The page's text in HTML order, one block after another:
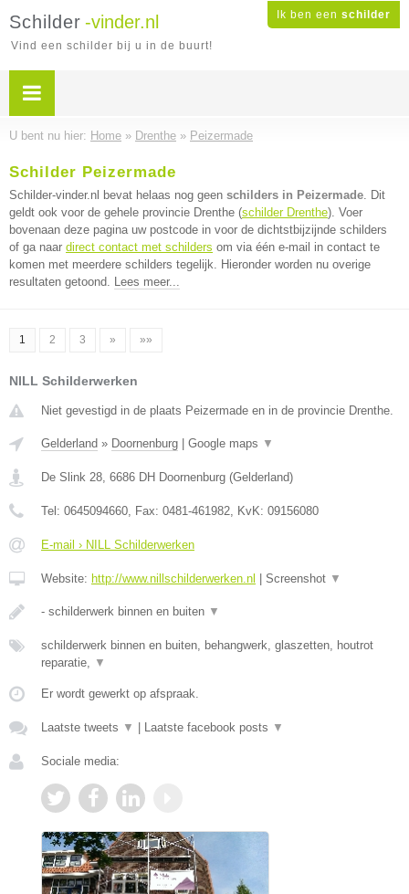
Ik ben een schilder
Schilder -vinder.nl
Vind een schilder bij u in de buurt!
U bent nu hier: Home » Drenthe » Peizermade
Schilder Peizermade
Schilder-vinder.nl bevat helaas nog geen schilders in Peizermade. Dit
geldt ook voor de gehele provincie Drenthe (schilder Drenthe). Voer
bovenaan deze pagina uw postcode in voor de dichtstbijzijnde schilders
of ga naar direct contact met schilders om via één e-mail in contact te
komen met meerdere schilders tegelijk. Hieronder worden nu overige
resultaten getoond. Lees meer...
1 2 3 » »»
NILL Schilderwerken
Niet gevestigd in de plaats Peizermade en in de provincie Drenthe.
Gelderland » Doornenburg Google maps ▼
De Slink 28, 6686 DH Doornenburg (Gelderland)
Tel: 0645094660, Fax: 0481-461982, KvK: 09156080
E-mail › NILL Schilderwerken
Website: http://www.nillschilderwerken.nl Screenshot ▼
- schilderwerk binnen en buiten ▼
schilderwerk binnen en buiten, behangwerk, glaszetten, houtrot
reparatie, ▼
Er wordt gewerkt op afspraak.
Laatste tweets ▼ Laatste facebook posts ▼
Sociale media: